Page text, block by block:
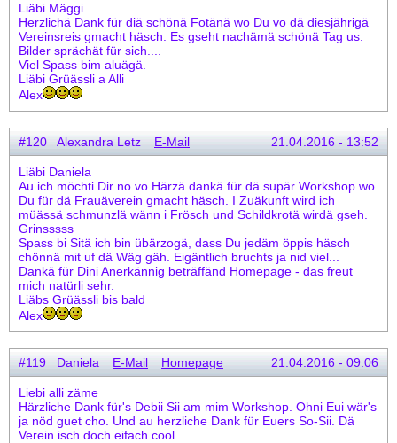
Liäbi Mäggi
Herzlichä Dank für diä schönä Fotänä wo Du vo dä diesjährigä
Vereinsreis gmacht häsch. Es gseht nachämä schönä Tag us.
Bilder sprächät für sich....
Viel Spass bim aluägä.
Liäbi Grüässli a Alli
Alex
#120 Alexandra Letz E-Mail 21.04.2016 - 13:52
Liäbi Daniela
Au ich möchti Dir no vo Härzä dankä für dä supär Workshop wo
Du für dä Frauäverein gmacht häsch. I Zuäkunft wird ich
müässä schmunzlä wänn i Frösch und Schildkrotä wirdä gseh.
Grinsssss
Spass bi Sitä ich bin übärzogä, dass Du jedäm öppis häsch
chönnä mit uf dä Wäg gäh. Eigäntlich bruchts ja nid viel...
Dankä für Dini Anerkännig beträffänd Homepage - das freut
mich natürli sehr.
Liäbs Grüässli bis bald
Alex
#119 Daniela E-Mail Homepage 21.04.2016 - 09:06
Liebi alli zäme
Härzliche Dank für's Debii Sii am mim Workshop. Ohni Eui wär's
ja nöd guet cho. Und au herzliche Dank für Euers So-Sii. Dä
Verein isch doch eifach cool